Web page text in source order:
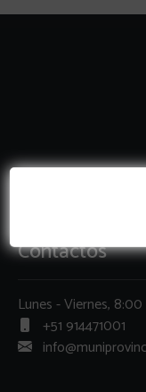
Contactos
Lunes - Viernes,
+51 914471001